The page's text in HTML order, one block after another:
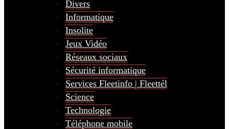
Divers
Informatique
Insolite
Jeux Vidéo
Réseaux sociaux
Sécurité informatique
Services Fleetinfo | Fleettél
Science
Technologie
Téléphone mobile